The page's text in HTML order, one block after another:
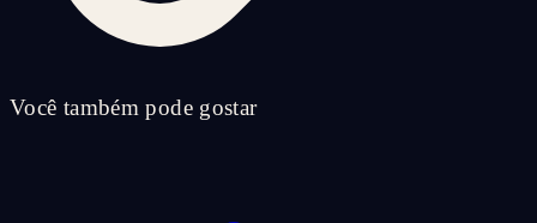
Você também pode gostar